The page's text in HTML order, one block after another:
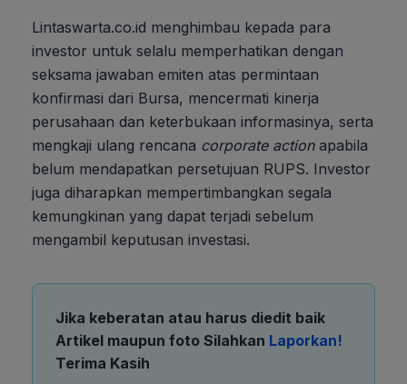
Lintaswarta.co.id menghimbau kepada para
investor untuk selalu memperhatikan dengan
seksama jawaban emiten atas permintaan
konfirmasi dari Bursa, mencermati kinerja
perusahaan dan keterbukaan informasinya, serta
mengkaji ulang rencana corporate actionapabila
belum mendapatkan persetujuan RUPS. Investor
juga diharapkan mempertimbangkan segala
kemungkinan yang dapat terjadi sebelum
mengambil keputusan investasi.
Jika keberatan atau harus diedit baik
Artikel maupun foto Silahkan Laporkan!
Terima Kasih